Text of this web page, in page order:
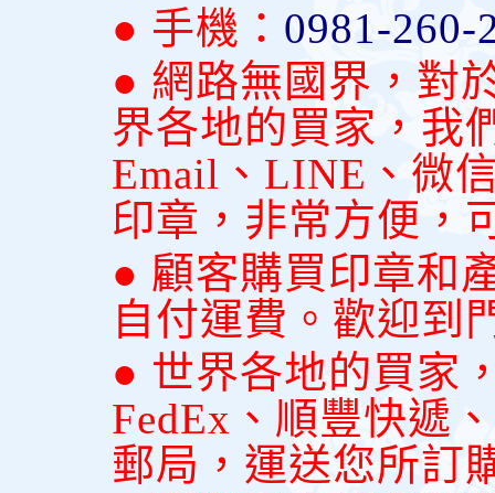
● 手機： 0981-260-
● 網路無國界，對
界各地的買家，我
Email、LINE、微
印章，非常方便，
● 顧客購買印章和
自付運費。歡迎到
● 世界各地的買家
FedEx、順豐快遞
郵局，運送您所訂